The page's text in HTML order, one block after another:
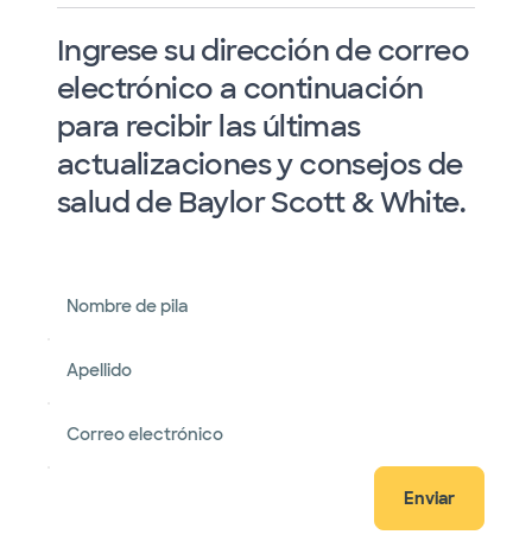
Ingrese su dirección de correo
electrónico a continuación
para recibir las últimas
actualizaciones y consejos de
salud de Baylor Scott & White.
Nombre de pila
Apellido
Correo electrónico
Enviar